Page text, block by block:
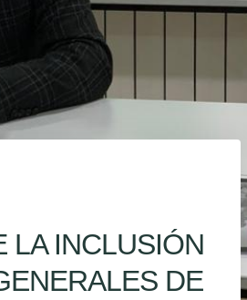
LA INCLUSIÓN
DE